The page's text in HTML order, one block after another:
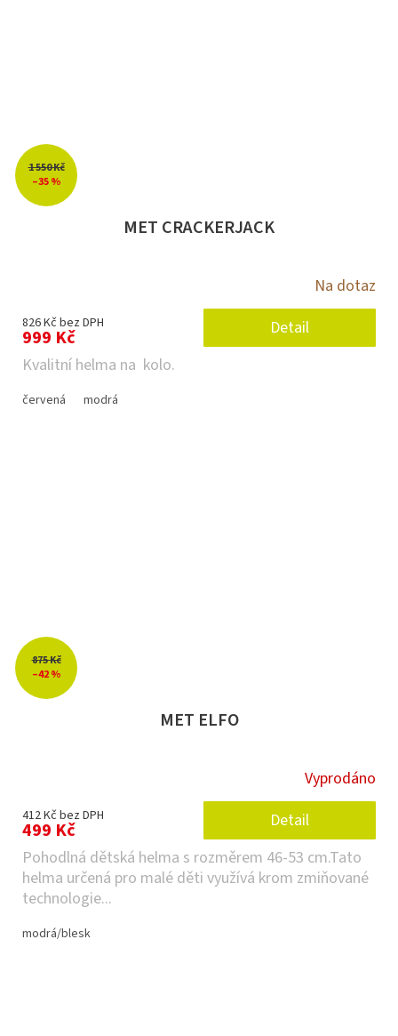
1 550 Kč
–35 %
MET CRACKERJACK
Na dotaz
826 Kč bez DPH
999 Kč
Detail
Kvalitní helma na kolo.
červená modrá
875 Kč
–42 %
MET ELFO
Vyprodáno
412 Kč bez DPH
499 Kč
Detail
Pohodlná dětská helma s rozměrem 46-53 cm.Tato
helma určená pro malé děti využívá krom zmiňované
technologie...
modrá/blesk